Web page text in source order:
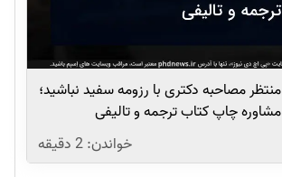
منتظر مصاحبه دکتری با رزومه سفید نباشید؛
مشاوره چاپ کتاب ترجمه و تالیفی
خواندن:2 دقیقه